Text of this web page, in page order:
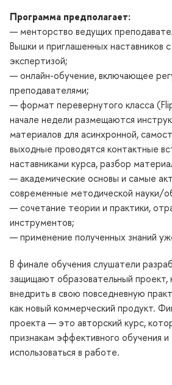
Программа предполагает:
— менторство ведущих
Вышки и приглашенных наставников с
экспертизой;
— онлайн-обучение, включающее
преподавателями;
— формат перевернутого класса
начале недели размещаются
материалов для асинхронной,
выходные проводятся контактные
наставниками курса, разбор
— академические основы и самые
современные методической науки/
— сочетание теории и практики,
инструментов;
— применение полученных знаний
В финале обучения слушатели
защищают образовательный проект,
внедрить в свою повседневную
как новый коммерческий продукт.
проекта — это авторский курс,
признакам эффективного обучения
использоваться в работе.